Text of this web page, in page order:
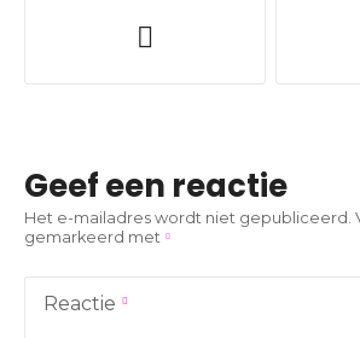
c
h
Geef een reactie
Het e-mailadres wordt niet gepubliceerd.
gemarkeerd met
Reactie